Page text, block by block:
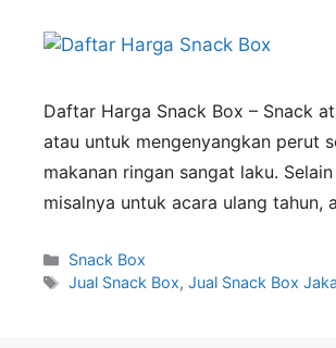
Daftar Harga Snack Box – Snack
atau untuk mengenyangkan perut
makanan ringan sangat laku.
misalnya untuk acara ulang tahun,
Snack Box
Jual Snack Box,Jual Snack Box